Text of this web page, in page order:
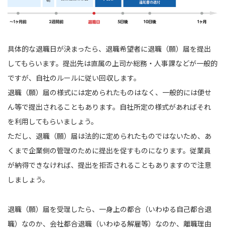
具体的な退職日が決まったら、退職希望者に退職（願）届を提出
してもらいます。提出先は直属の上司か総務・人事課などが一般的
ですが、自社のルールに従い回収します。
退職（願）届の様式には定められたものはなく、一般的には便せ
ん等で提出されることもあります。自社所定の様式があればそれ
を利用してもらいましょう。
ただし、退職（願）届は法的に定められたものではないため、あ
くまで企業側の管理のために提出を促すものになります。従業員
が納得できなければ、提出を拒否されることもありますので注意
しましょう。
退職（願）届を受理したら、一身上の都合（いわゆる自己都合退
職）なのか、会社都合退職（いわゆる解雇等）なのか、離職理由